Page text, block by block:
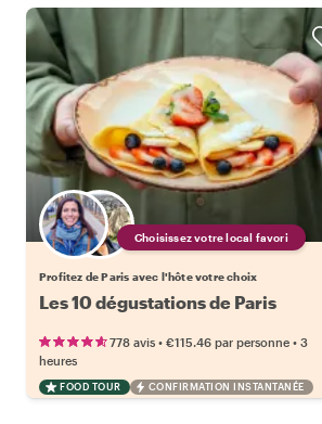
Choisissez votre local favori
Profitez de Paris avec l'hôte votre choix
Les 10 dégustations de Paris
778 avis • €115.46 par personne • 3
heures
FOOD TOUR CONFIRMATION INSTANTANÉE